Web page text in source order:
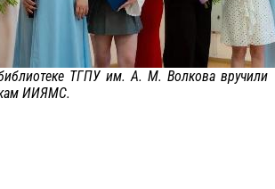
ТГПУ им. А. М. Волкова вручили
ИИЯМС.